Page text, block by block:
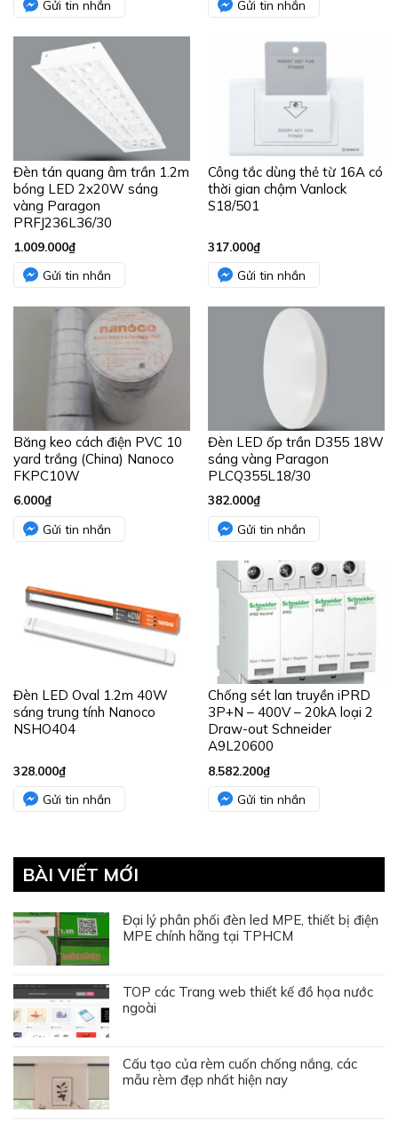
Gửi tin nhắn Gửi tin nhắn
Đèn tán quang âm trần 1.2m
bóng LED 2x20W sáng
vàng Paragon
PRFJ236L36/30
1.009.000₫
Gửi tin nhắn
Công tắc dùng thẻ từ 16A có
thời gian chậm Vanlock
S18/501
317.000₫
Gửi tin nhắn
Băng keo cách điện PVC 10
yard trắng (China) Nanoco
FKPC10W
6.000₫
Gửi tin nhắn
Đèn LED ốp trần D355 18W
sáng vàng Paragon
PLCQ355L18/30
382.000₫
Gửi tin nhắn
Đèn LED Oval 1.2m 40W
sáng trung tính Nanoco
NSHO404
328.000₫
Gửi tin nhắn
Chống sét lan truyền iPRD
3P+N – 400V – 20kA loại 2
Draw-out Schneider
A9L20600
8.582.200₫
Gửi tin nhắn
BÀI VIẾT MỚI
Đại lý phân phối đèn led MPE, thiết bị điện
MPE chính hãng tại TPHCM
TOP các Trang web thiết kế đồ họa nước
ngoài
Cấu tạo của rèm cuốn chống nắng, các
mẫu rèm đẹp nhất hiện nay